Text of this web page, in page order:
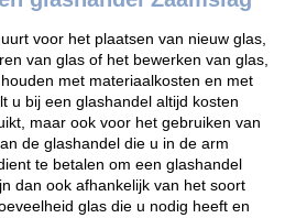
voor het plaatsen van nieuw glas,
van glas of het bewerken van glas,
met materiaalkosten en met
u bij een glashandel altijd kosten
maar ook voor het gebruiken van
de glashandel die u in de arm
te betalen om een glashandel
dan ook afhankelijk van het soort
glas die u nodig heeft en